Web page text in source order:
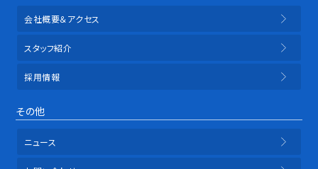
会社概要＆アクセス
スタッフ紹介
採用情報
その他
ニュース